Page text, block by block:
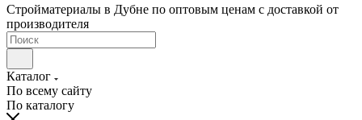
Стройматериалы в Дубне по оптовым ценам с доставкой от
производителя
Каталог
По всему сайту
По каталогу